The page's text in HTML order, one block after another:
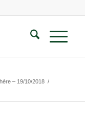
– 19/10/2018 /